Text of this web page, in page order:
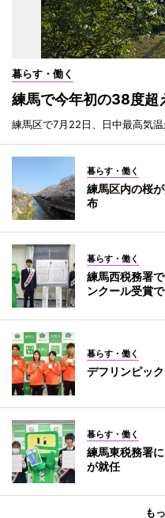
暮らす・働く
練馬で今年初の38度
練馬区で7月22日、日中最高気温
暮らす・働く
練馬区内の桜
布
暮らす・働く
練馬西税務署
ンクール受賞で
暮らす・働く
デフリンピッ
暮らす・働く
練馬東税務署
が就任
も